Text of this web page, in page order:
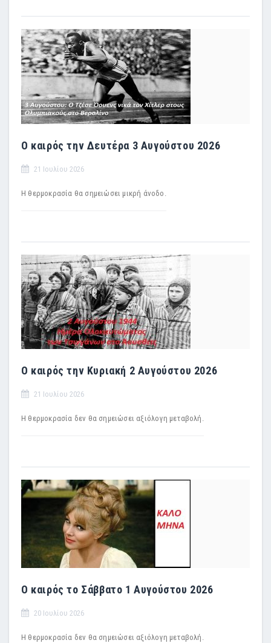
Ο καιρός την Δευτέρα 3 Αυγούστου 2026
21 Ιουλίου 2026
Η θερμοκρασία θα σημειώσει μικρή άνοδο.
Ο καιρός την Κυριακή 2 Αυγούστου 2026
21 Ιουλίου 2026
Η θερμοκρασία δεν θα σημειώσει αξιόλογη μεταβολή.
Ο καιρός το Σάββατο 1 Αυγούστου 2026
20 Ιουλίου 2026
Η θερμοκρασία δεν θα σημειώσει αξιόλογη μεταβολή.